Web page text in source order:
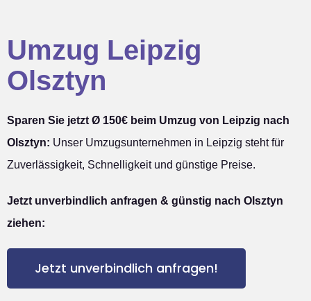
Umzug Leipzig
Olsztyn
Sparen Sie jetzt Ø 150€ beim Umzug von Leipzig nach
Olsztyn: Unser Umzugsunternehmen in Leipzig steht für
Zuverlässigkeit, Schnelligkeit und günstige Preise.
Jetzt unverbindlich anfragen & günstig nach Olsztyn
ziehen:
Jetzt unverbindlich anfragen!